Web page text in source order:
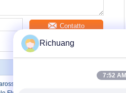
Contatto
Fluke 574 ad alta temperatura /
Richuang
7:52 AM